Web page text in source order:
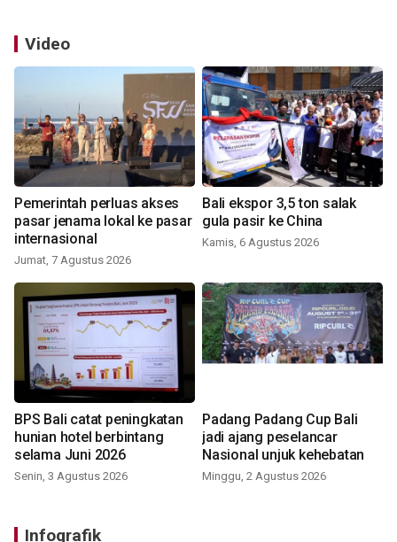
Video
Pemerintah perluas akses
pasar jenama lokal ke pasar
internasional
Jumat, 7 Agustus 2026
Bali ekspor 3,5 ton salak
gula pasir ke China
Kamis, 6 Agustus 2026
BPS Bali catat peningkatan
hunian hotel berbintang
selama Juni 2026
Senin, 3 Agustus 2026
Padang Padang Cup Bali
jadi ajang peselancar
Nasional unjuk kehebatan
Minggu, 2 Agustus 2026
Infografik